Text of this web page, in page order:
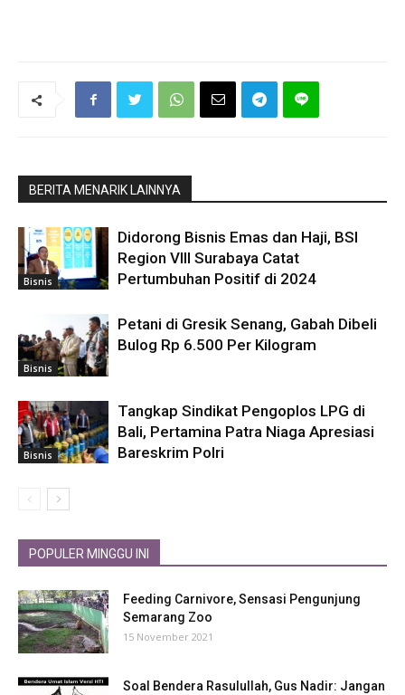
BERITA MENARIK LAINNYA
Bisnis
Didorong Bisnis Emas dan Haji, BSI
Region VIII Surabaya Catat
Pertumbuhan Positif di 2024
Bisnis
Petani di Gresik Senang, Gabah Dibeli
Bulog Rp 6.500 Per Kilogram
Bisnis
Tangkap Sindikat Pengoplos LPG di
Bali, Pertamina Patra Niaga Apresiasi
Bareskrim Polri
POPULER MINGGU INI
Feeding Carnivore, Sensasi Pengunjung
Semarang Zoo
15 November 2021
Soal Bendera Rasulullah, Gus Nadir: Jangan